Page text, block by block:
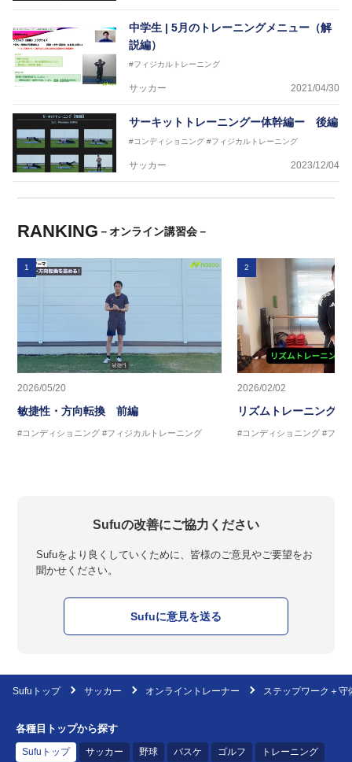
中学生 | 5月のトレーニングメニュー（解
説編）
#フィジカルトレーニング
サッカー 2021/04/30
サーキットトレーニングー体幹編ー 後編
#コンディショニング #フィジカルトレーニング
サッカー 2023/12/04
RANKING －オンライン講習会－
1
2026/05/20
敏捷性・方向転換 前編
#コンディショニング #フィジカルトレーニング
2
2026/02/02
リズムトレーニング
#コンディショニング #フィ
Sufuの改善にご協力ください
Sufuをより良くしていくために、皆様のご意見やご要望をお
聞かせください。
Sufuに意見を送る
Sufuトップ サッカー オンライントレーナー ステップワーク＋守
各種目トップから探す
Sufuトップ サッカー 野球 バスケ ゴルフ トレーニング